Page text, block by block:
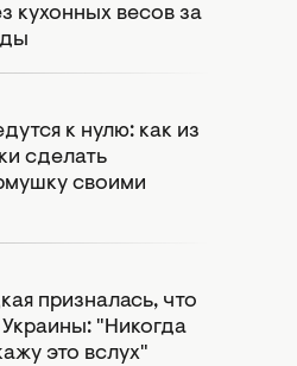
кухонных весов за
к нулю: как из
сделать
своими
призналась, что
"Никогда
это вслух"